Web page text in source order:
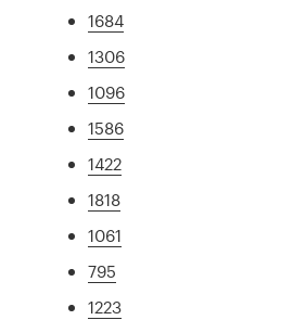
1684
1306
1096
1586
1422
1818
1061
795
1223